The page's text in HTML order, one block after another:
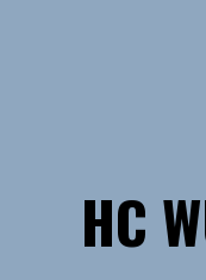
HC